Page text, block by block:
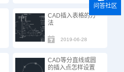
CAD插入表格的方
法
2019-06-28
CAD等分直线或圆
的插入点怎样设置
问答社区